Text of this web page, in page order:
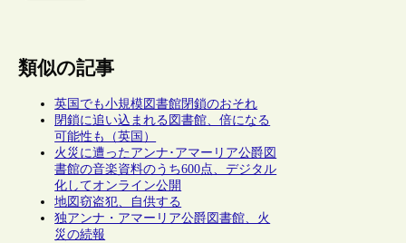
類似の記事
英国でも小規模図書館閉鎖のおそれ
閉鎖に追い込まれる図書館、倍になる
可能性も（英国）
火災に遭ったアンナ･アマーリア公爵図
書館の音楽資料のうち600点、デジタル
化してオンライン公開
地図窃盗犯、自供する
独アンナ・アマーリア公爵図書館、火
災の続報